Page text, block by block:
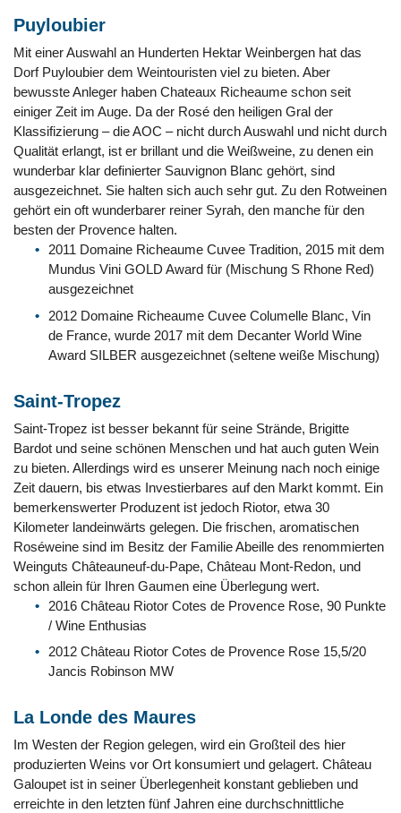
Puyloubier
Mit einer Auswahl an Hunderten Hektar Weinbergen hat das
Dorf Puyloubier dem Weintouristen viel zu bieten. Aber
bewusste Anleger haben Chateaux Richeaume schon seit
einiger Zeit im Auge. Da der Rosé den heiligen Gral der
Klassifizierung – die AOC – nicht durch Auswahl und nicht durch
Qualität erlangt, ist er brillant und die Weißweine, zu denen ein
wunderbar klar definierter Sauvignon Blanc gehört, sind
ausgezeichnet. Sie halten sich auch sehr gut. Zu den Rotweinen
gehört ein oft wunderbarer reiner Syrah, den manche für den
besten der Provence halten.
2011 Domaine Richeaume Cuvee Tradition, 2015 mit dem
Mundus Vini GOLD Award für (Mischung S Rhone Red)
ausgezeichnet
2012 Domaine Richeaume Cuvee Columelle Blanc, Vin
de France, wurde 2017 mit dem Decanter World Wine
Award SILBER ausgezeichnet (seltene weiße Mischung)
Saint-Tropez
Saint-Tropez ist besser bekannt für seine Strände, Brigitte
Bardot und seine schönen Menschen und hat auch guten Wein
zu bieten. Allerdings wird es unserer Meinung nach noch einige
Zeit dauern, bis etwas Investierbares auf den Markt kommt. Ein
bemerkenswerter Produzent ist jedoch Riotor, etwa 30
Kilometer landeinwärts gelegen. Die frischen, aromatischen
Roséweine sind im Besitz der Familie Abeille des renommierten
Weinguts Châteauneuf-du-Pape, Château Mont-Redon, und
schon allein für Ihren Gaumen eine Überlegung wert.
2016 Château Riotor Cotes de Provence Rose, 90 Punkte
/ Wine Enthusias
2012 Château Riotor Cotes de Provence Rose 15,5/20
Jancis Robinson MW
La Londe des Maures
Im Westen der Region gelegen, wird ein Großteil des hier
produzierten Weins vor Ort konsumiert und gelagert. Château
Galoupet ist in seiner Überlegenheit konstant geblieben und
erreichte in den letzten fünf Jahren eine durchschnittliche